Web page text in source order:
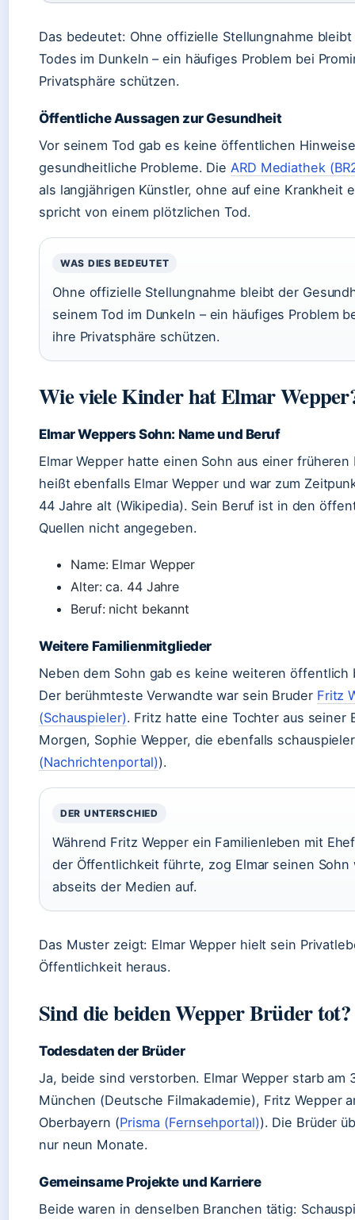
Das bedeutet: Ohne offizielle Stellungnahme
Todes im Dunkeln – ein häufiges Problem bei
Privatsphäre schützen.
Öffentliche Aussagen zur Gesundheit
Vor seinem Tod gab es keine öffentlichen
gesundheitliche Probleme. Die ARD Mediathek
als langjährigen Künstler, ohne auf eine Krankheit
spricht von einem plötzlichen Tod.
WAS DIES BEDEUTET
Ohne offizielle Stellungnahme bleibt der
seinem Tod im Dunkeln – ein häufiges Problem
ihre Privatsphäre schützen.
Wie viele Kinder hat Elmar
Elmar Weppers Sohn: Name und Beruf
Elmar Wepper hatte einen Sohn aus einer
heißt ebenfalls Elmar Wepper und war zum
44 Jahre alt (Wikipedia). Sein Beruf ist in den
Quellen nicht angegeben.
Name: Elmar Wepper
Alter: ca. 44 Jahre
Beruf: nicht bekannt
Weitere Familienmitglieder
Neben dem Sohn gab es keine weiteren öffentlich
Der berühmteste Verwandte war sein Bruder Fritz
(Schauspieler). Fritz hatte eine Tochter aus seiner
Morgen, Sophie Wepper, die ebenfalls
(Nachrichtenportal)).
DER UNTERSCHIED
Während Fritz Wepper ein Familienleben mit
der Öffentlichkeit führte, zog Elmar seinen Sohn
abseits der Medien auf.
Das Muster zeigt: Elmar Wepper hielt sein
Öffentlichkeit heraus.
Sind die beiden Wepper Brüder tot?
Todesdaten der Brüder
Ja, beide sind verstorben. Elmar Wepper starb am
München (Deutsche Filmakademie), Fritz Wepper
Oberbayern (Prisma (Fernsehportal)). Die Brüder
nur neun Monate.
Gemeinsame Projekte und Karriere
Beide waren in denselben Branchen tätig: